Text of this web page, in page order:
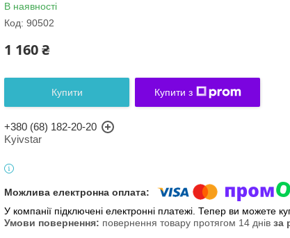
В наявності
Код: 90502
1 160 ₴
Купити Купити з
+380 (68) 182-20-20
Kyivstar
У компанії підключені електронні платежі. Тепер ви можете
повернення товару протягом 14 днів за